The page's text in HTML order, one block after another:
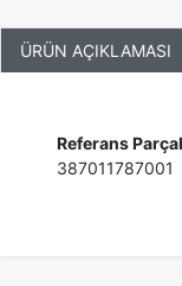
ÜRÜN AÇIKLAMASI
Referans
387011787001